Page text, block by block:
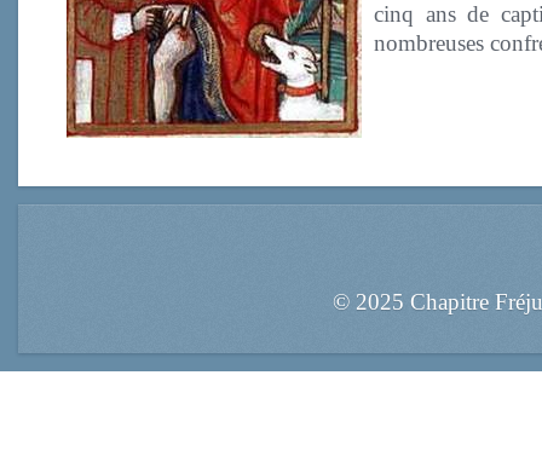
cinq ans de
nombreuses
© 2025 Chapitre